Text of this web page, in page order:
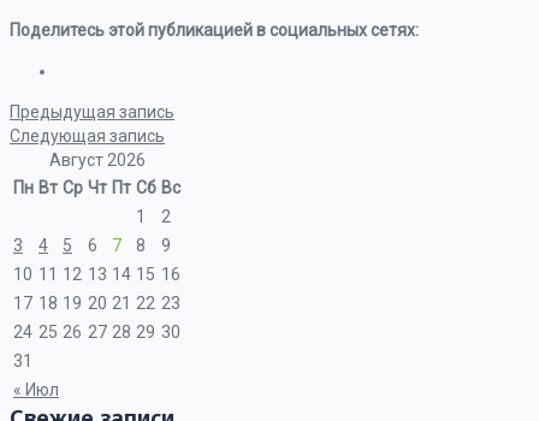
Поделитесь этой публикацией в социальных сетях:
Предыдущая запись
Следующая запись
Август 2026
Пн Вт Ср Чт Пт Сб Вс
« Июл
1
2
3
4 5 6 7 8
9
10 11 12 13 14 15 16
17 18 19 20 21 22 23
24 25 26 27 28 29 30
31